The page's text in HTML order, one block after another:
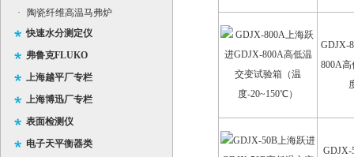
·
陶瓷纤维高温马弗炉
快速水分测定仪
弗鲁克FLUKO
上海越平厂专栏
上海博迅厂专栏
表面检测仪
电子天平衡器类
GDJX-
800A
GDJX-